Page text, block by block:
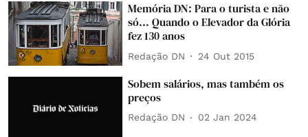
Memória DN: Para o turista e não
só... Quando o Elevador da Glória
fez 130 anos
Redação DN 24 Out 2015
Sobem salários, mas também os
preços
Redação DN 02 Jan 2024